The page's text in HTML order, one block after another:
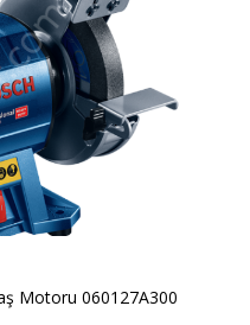
Motoru 060127A300